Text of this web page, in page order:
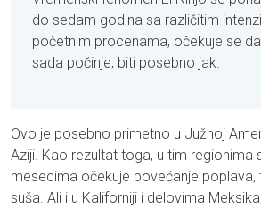
do sedam godina sa različitim
početnim procenama, očekuje se
sada počinje, biti posebno jak.
Ovo je posebno primetno u Južnoj
Aziji. Kao rezultat toga, u tim regionima
mesecima očekuje povećanje poplava,
suša. Ali i u Kaliforniji i delovima